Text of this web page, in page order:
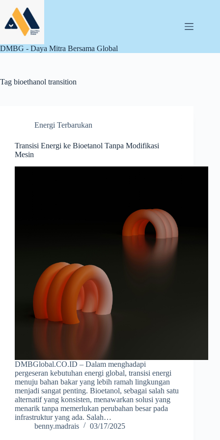
content
DMBG - Daya Mitra Bersama Global
Tag bioethanol transition
Energi Terbarukan
Transisi Energi ke Bioetanol Tanpa Modifikasi
Mesin
DMBGlobal.CO.ID – Dalam menghadapi
pergeseran kebutuhan energi global, transisi energi
menuju bahan bakar yang lebih ramah lingkungan
menjadi sangat penting. Bioetanol, sebagai salah satu
alternatif yang konsisten, menawarkan solusi yang
menarik tanpa memerlukan perubahan besar pada
infrastruktur yang ada. Salah…
benny.madrais
03/17/2025